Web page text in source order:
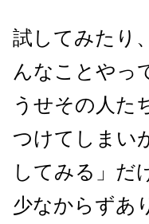
試してみたり
んなことやっ
うせその人た
つけてしまい
してみる」だ
少なからずあ